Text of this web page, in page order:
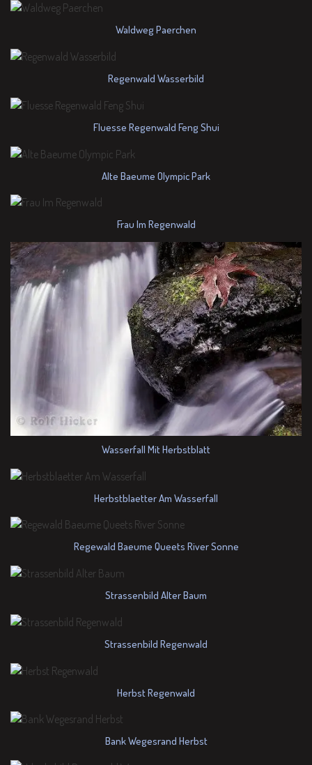
Waldweg Paerchen
Regenwald Wasserbild
Fluesse Regenwald Feng Shui
Alte Baeume Olympic Park
Frau Im Regenwald
Wasserfall Mit Herbstblatt
Herbstblaetter Am Wasserfall
Regewald Baeume Queets River Sonne
Strassenbild Alter Baum
Strassenbild Regenwald
Herbst Regenwald
Bank Wegesrand Herbst